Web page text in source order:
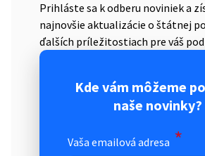
Prihláste sa k odberu noviniek a
najnovšie aktualizácie o štátnej
ďalších príležitostiach pre váš
Kde vám môžeme
naše novinky?
Vaša emailová adresa *